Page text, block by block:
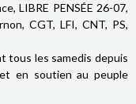
LIBRE PENSÉE 26-07,
CGT, LFI, CNT, PS,
tous les samedis depuis
en soutien au peuple